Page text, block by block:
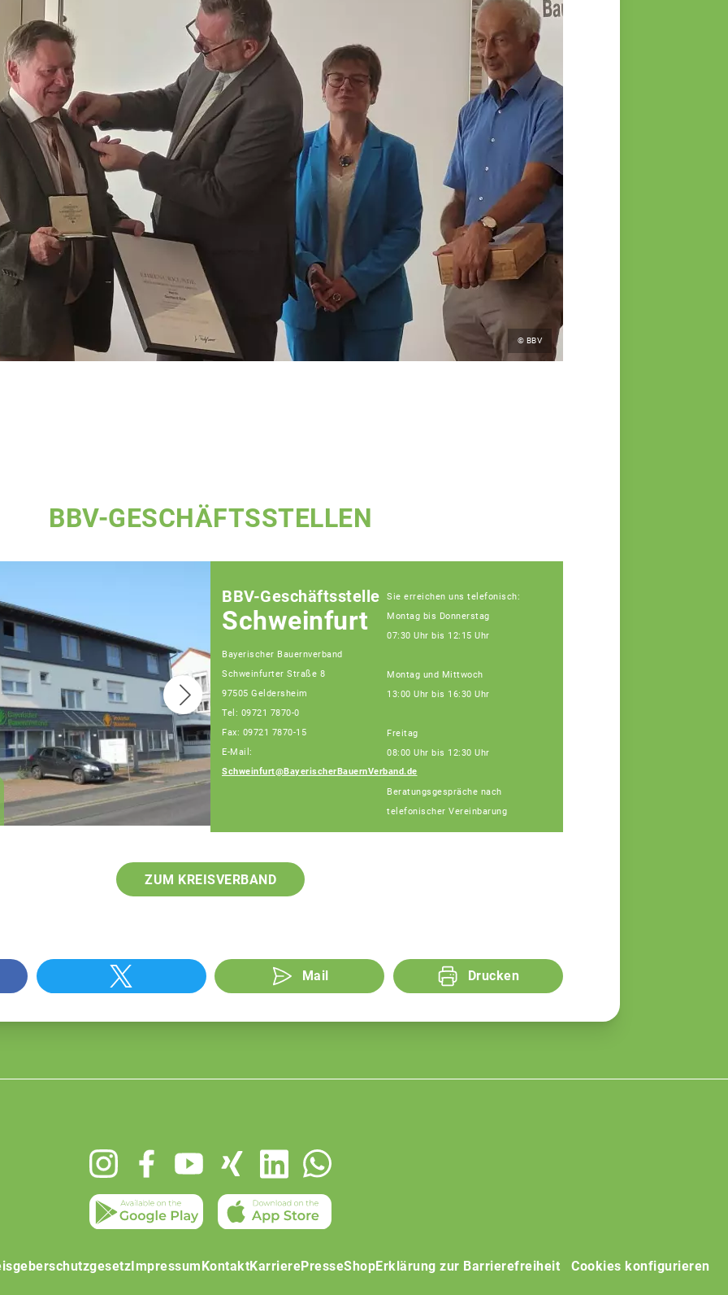
© BBV
BBV-GESCHÄFTSSTELLEN
BBV-Geschäftsstelle
Schweinfurt
Bayerischer Bauernverband
Schweinfurter Straße 8
97505 Geldersheim
Tel: 09721 7870-0
Fax: 09721 7870-15
E-Mail:
Schweinfurt@BayerischerBauernVerband.de
Sie erreichen uns telefonisch:
Montag bis Donnerstag
07:30 Uhr bis 12:15 Uhr
Montag und Mittwoch
13:00 Uhr bis 16:30 Uhr
Freitag
08:00 Uhr bis 12:30 Uhr
Beratungsgespräche nach
telefonischer Vereinbarung
ZUM KREISVERBAND
Mail Drucken
ImpressumKontaktKarrierePresseShopErklärung zur Barrierefreiheit Cookies konfigurieren